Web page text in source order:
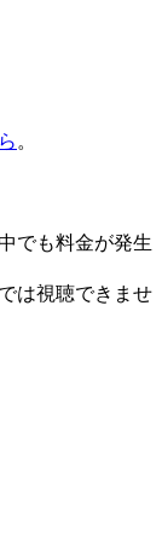
。
でも料金が発生
は視聴できませ